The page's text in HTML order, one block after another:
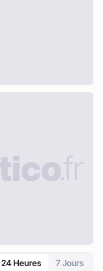
24 Heures 7 Jours